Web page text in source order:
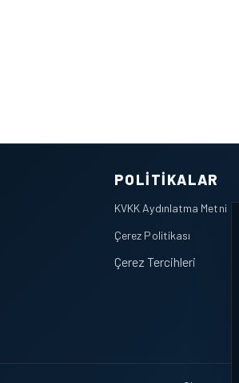
POLITIKALAR
KVKK Aydınlatma Metni
Çerez Politikası
Çerez Tercihleri